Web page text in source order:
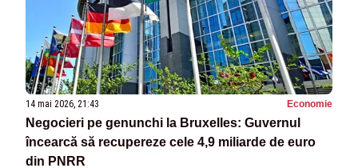
14 mai 2026, 21:43 Economie
Negocieri pe genunchi la Bruxelles: Guvernul
încearcă să recupereze cele 4,9 miliarde de euro
din PNRR